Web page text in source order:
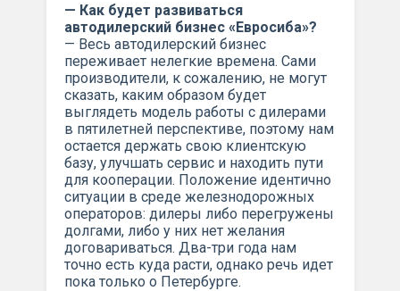
— Как будет развиваться
автодилерский бизнес «Евросиба»?
— Весь автодилерский бизнес
переживает нелегкие времена. Сами
производители, к сожалению, не могут
сказать, каким образом будет
выглядеть модель работы с дилерами
в пятилетней перспективе, поэтому нам
остается держать свою клиентскую
базу, улучшать сервис и находить пути
для кооперации. Положение идентично
ситуации в среде железнодорожных
операторов: дилеры либо перегружены
долгами, либо у них нет желания
договариваться. Два-три года нам
точно есть куда расти, однако речь идет
пока только о Петербурге.